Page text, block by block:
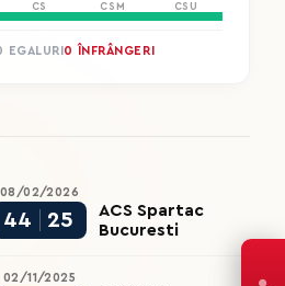
CS CSM CSU
EGALURI 0 ÎNFRÂNGERI
08/02/2026
44 25
ACS Spartac
Bucuresti
02/11/2025